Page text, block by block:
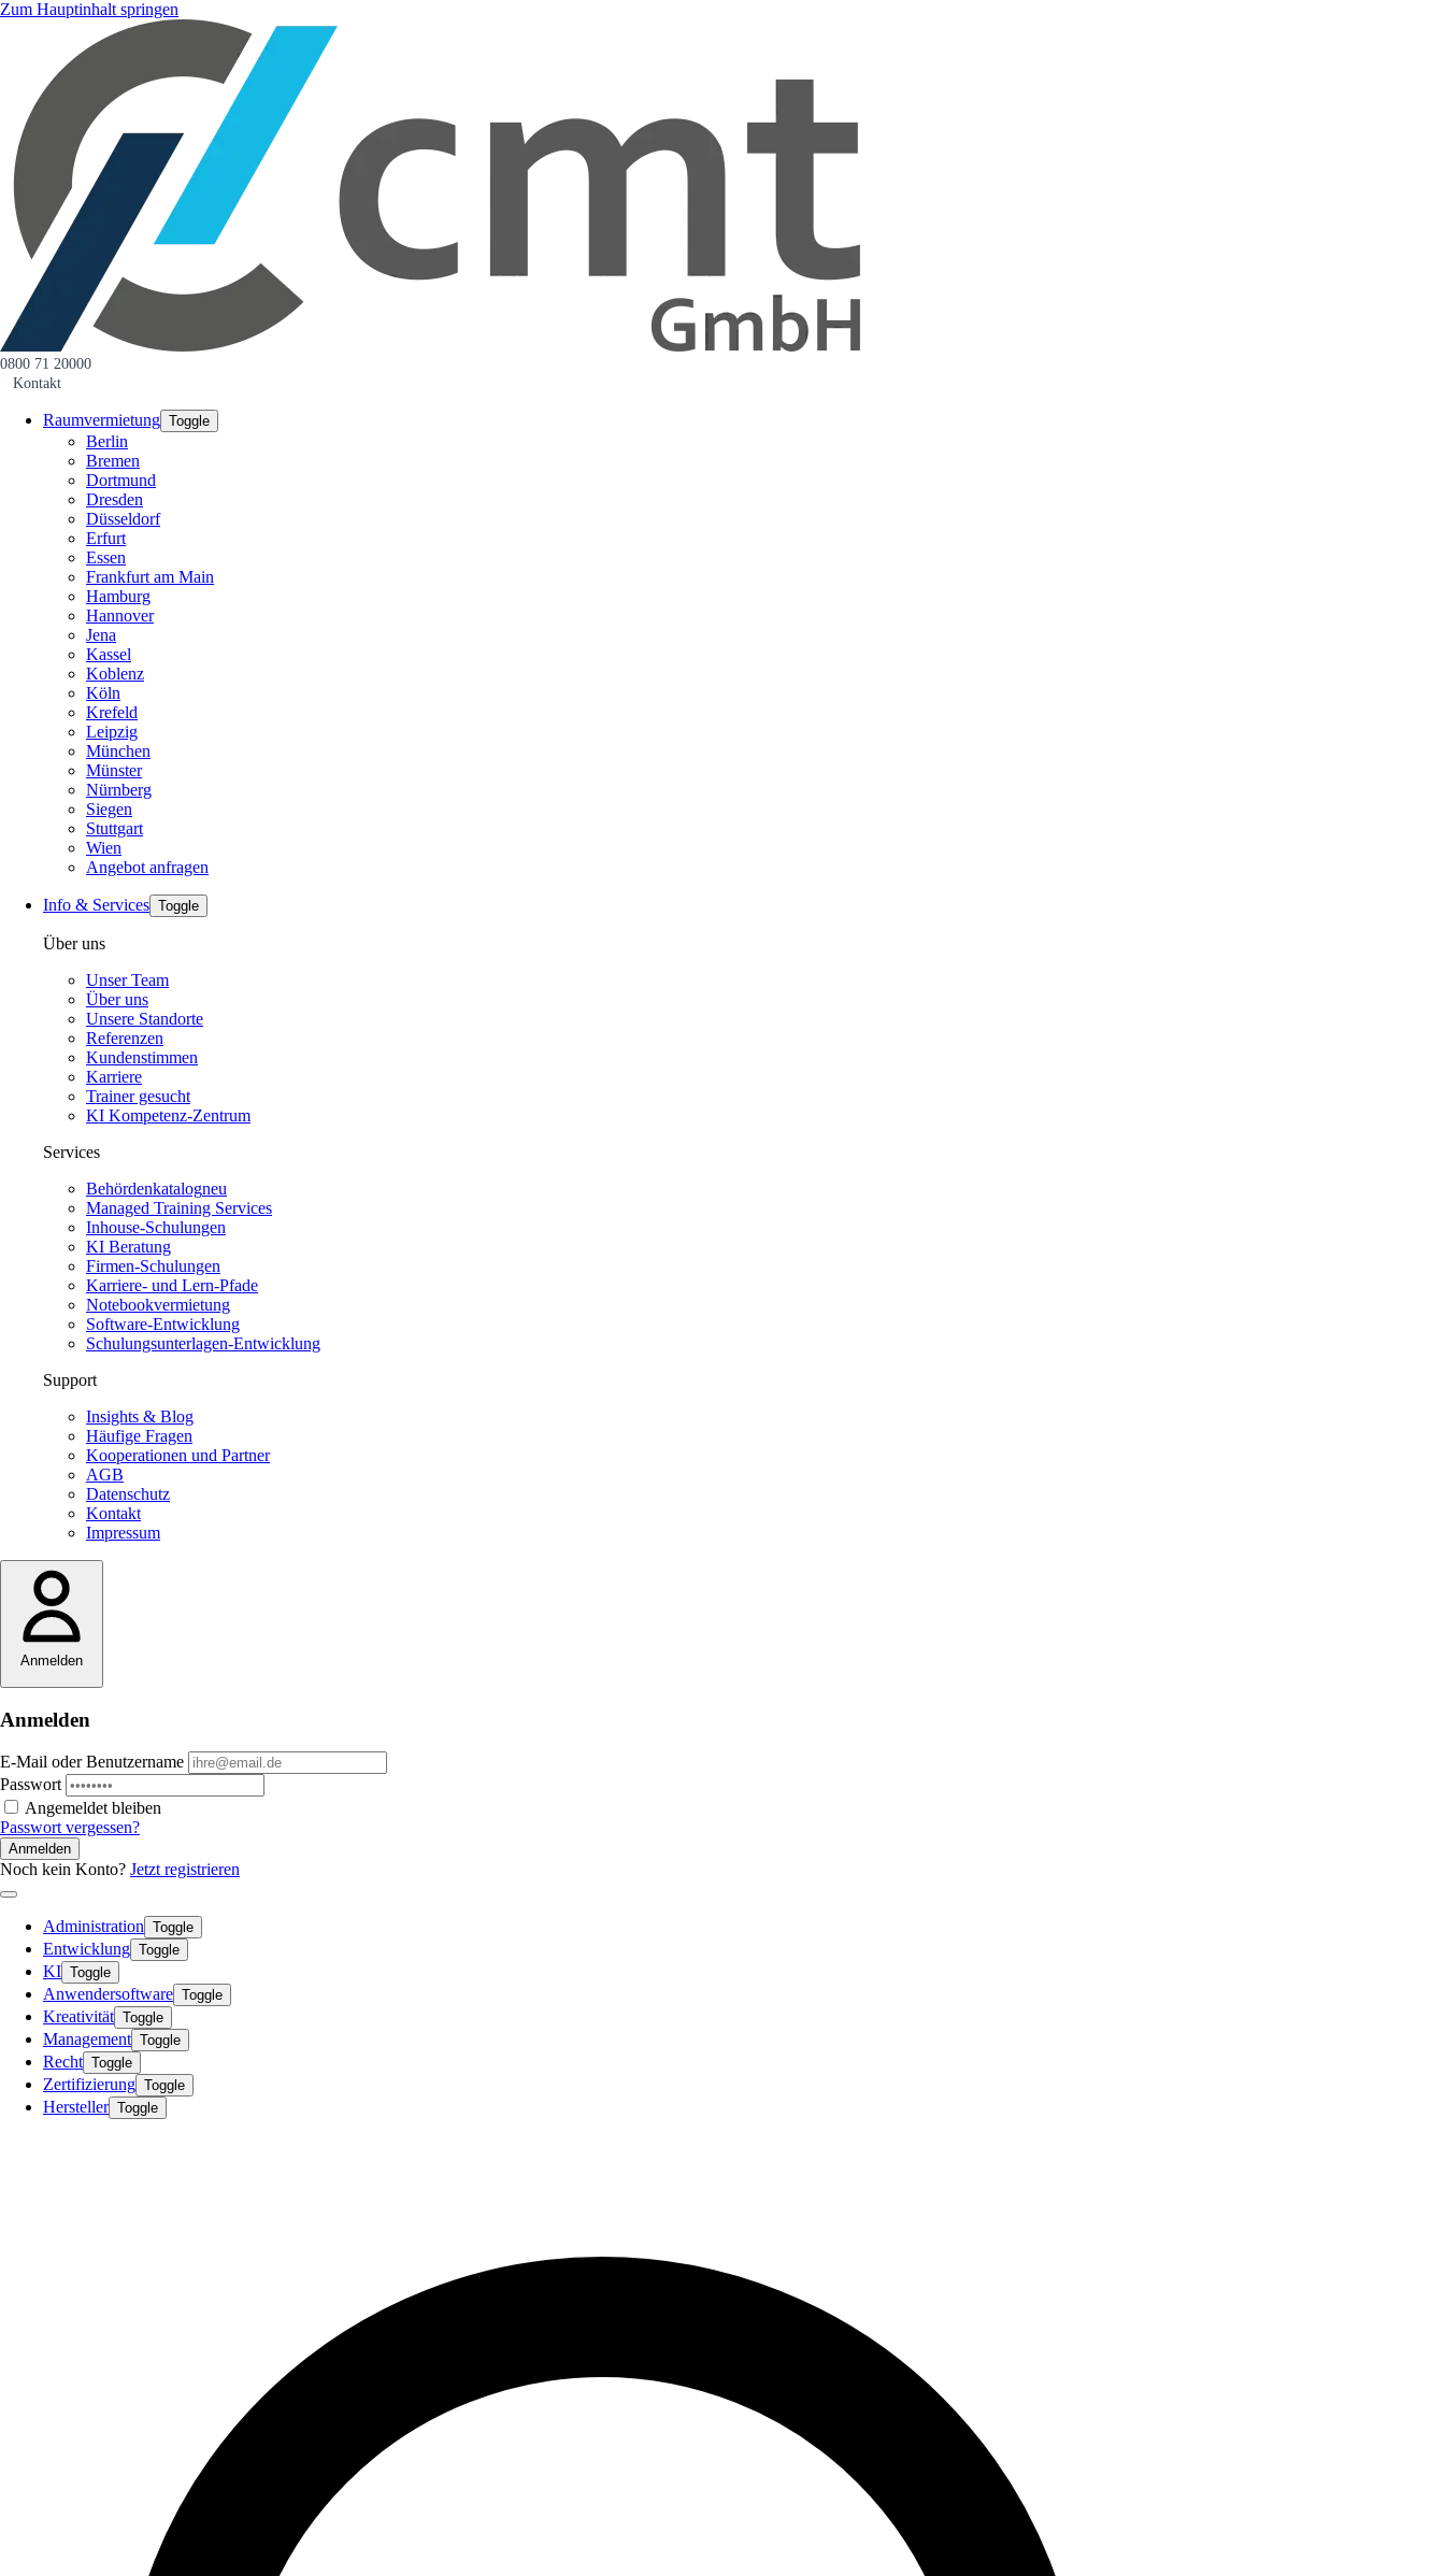
Zum Hauptinhalt springen
0800 71 20000
Kontakt
Raumvermietung Toggle
Berlin
Bremen
Dortmund
Dresden
Düsseldorf
Erfurt
Essen
Frankfurt am Main
Hamburg
Hannover
Jena
Kassel
Koblenz
Köln
Krefeld
Leipzig
München
Münster
Nürnberg
Siegen
Stuttgart
Wien
Angebot anfragen
Info & Services Toggle
Über uns
Unser Team
Über uns
Unsere Standorte
Referenzen
Kundenstimmen
Karriere
Trainer gesucht
KI Kompetenz-Zentrum
Services
Behördenkatalogneu
Managed Training Services
Inhouse-Schulungen
KI Beratung
Firmen-Schulungen
Karriere- und Lern-Pfade
Notebookvermietung
Software-Entwicklung
Schulungsunterlagen-Entwicklung
Support
Insights & Blog
Häufige Fragen
Kooperationen und Partner
AGB
Datenschutz
Kontakt
Impressum
Anmelden
Anmelden
E-Mail oder Benutzername
Passwort
Angemeldet bleiben
Passwort vergessen?
Anmelden
Noch kein Konto? Jetzt registrieren
Administration Toggle
Entwicklung Toggle
KI Toggle
Anwendersoftware Toggle
Kreativität Toggle
Management Toggle
Recht Toggle
Zertifizierung Toggle
Hersteller Toggle